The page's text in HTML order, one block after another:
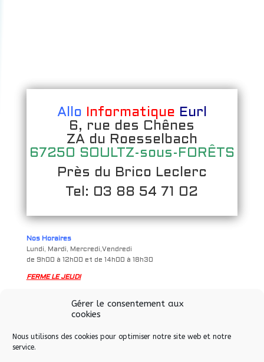
Gérer le consentement aux
cookies
Nous utilisons des cookies pour optimiser notre site web et notre
service.
Allo Informatique Eurl
6, rue des Chênes
ZA du Roesselbach
67250 SOULTZ-sous-FORÊTS
Près du Brico Leclerc
Tel: 03 88 54 71 02
Nos Horaires
Lundi, Mardi, Mercredi,Vendredi
de 9h00 à 12h00 et de 14h00 à 18h30
FERME LE JEUDI
de 9h à 12h00 et de 14h00 à 17h00